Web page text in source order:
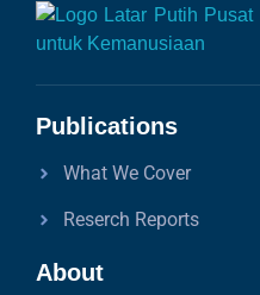
Publications
What We Cover
Reserch Reports
About